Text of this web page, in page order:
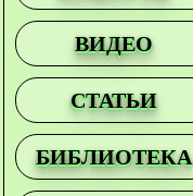
ВИДЕО
СТАТЬИ
БИБЛИОТЕКА